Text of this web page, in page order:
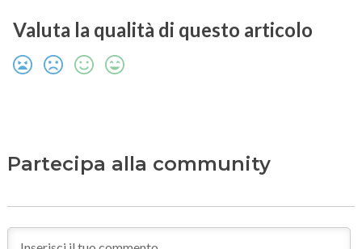
Valuta la qualità di questo articolo
Partecipa alla community